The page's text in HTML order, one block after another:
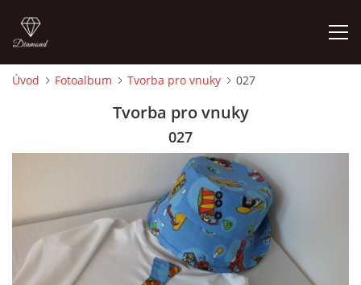
MOJE POSLEDNÍ PRÁCE
Úvod Fotoalbum Tvorba pro vnuky 027
Tvorba pro vnuky
027